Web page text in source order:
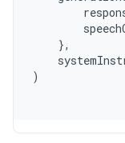
},
)